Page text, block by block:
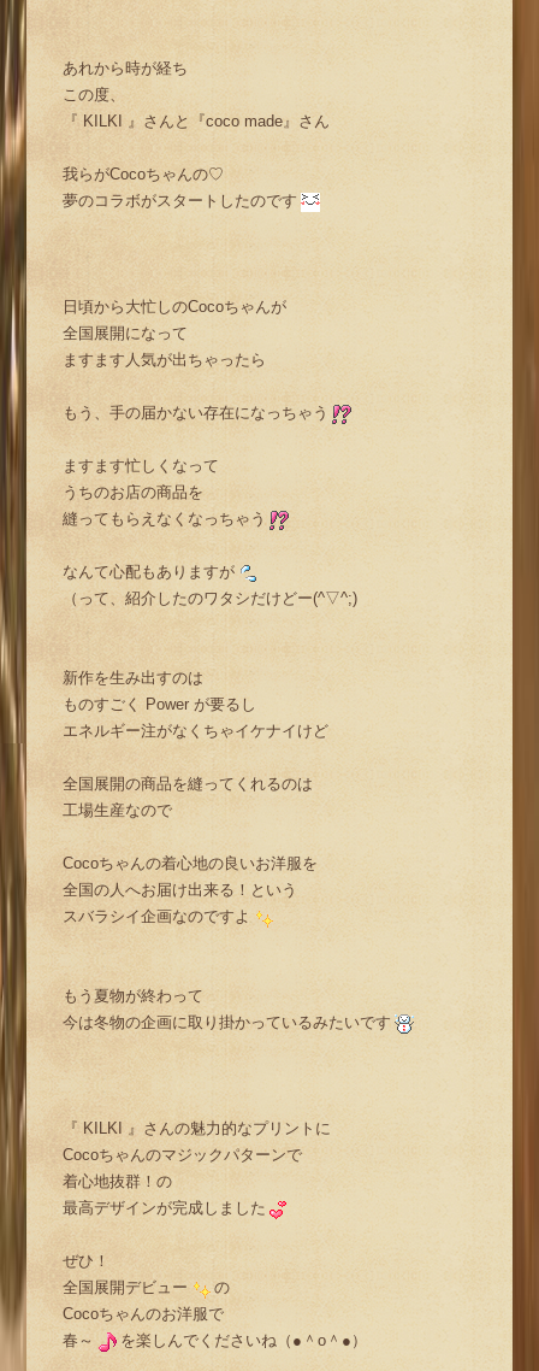
あれから時が経ち
この度、
『 KILKI 』さんと『coco made』さん
我らがCocoちゃんの♡
夢のコラボがスタートしたのです
日頃から大忙しのCocoちゃんが
全国展開になって
ますます人気が出ちゃったら
もう、手の届かない存在になっちゃう
ますます忙しくなって
うちのお店の商品を
縫ってもらえなくなっちゃう
なんて心配もありますが
（って、紹介したのワタシだけどー(^▽^;)
新作を生み出すのは
ものすごく Power が要るし
エネルギー注がなくちゃイケナイけど
全国展開の商品を縫ってくれるのは
工場生産なので
Cocoちゃんの着心地の良いお洋服を
全国の人へお届け出来る！という
スバラシイ企画なのですよ
もう夏物が終わって
今は冬物の企画に取り掛かっているみたいです
『 KILKI 』さんの魅力的なプリントに
Cocoちゃんのマジックパターンで
着心地抜群！の
最高デザインが完成しました
ぜひ！
全国展開デビュー
の
Cocoちゃんのお洋服で
春～
を楽しんでくださいね（●＾o＾●）